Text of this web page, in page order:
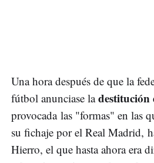
Una hora después de que la
fútbol anunciase ladestitución
provocada las "formas" en las
su fichaje por el Real Madrid,
Hierro, el que hasta ahora era